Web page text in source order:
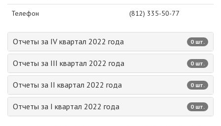
Телефон (812) 335-50-77
Отчеты за IV квартал 2022 года 0 шт.
Отчеты за III квартал 2022 года 0 шт.
Отчеты за II квартал 2022 года 0 шт.
Отчеты за I квартал 2022 года 0 шт.